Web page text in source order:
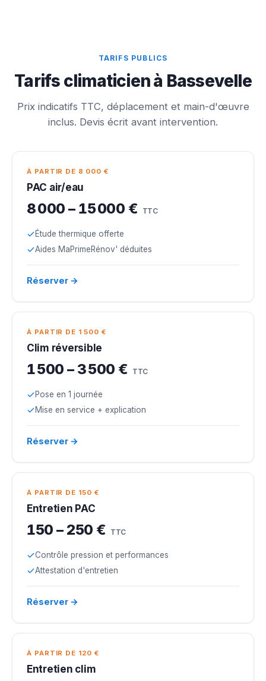
TARIFS PUBLICS
Tarifs climaticien à Bassevelle
Prix indicatifs TTC, déplacement et main-d'œuvre
inclus. Devis écrit avant intervention.
À PARTIR DE 8 000 €
PAC air/eau
8 000 – 15 000 € TTC
Étude thermique offerte
Aides MaPrimeRénov' déduites
Réserver →
À PARTIR DE 1 500 €
Clim réversible
1 500 – 3 500 € TTC
Pose en 1 journée
Mise en service + explication
Réserver →
À PARTIR DE 150 €
Entretien PAC
150 – 250 € TTC
Contrôle pression et performances
Attestation d'entretien
Réserver →
À PARTIR DE 120 €
Entretien clim